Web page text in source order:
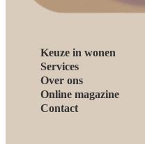
Keuze in wonen
Services
Over ons
Online magazine
Contact